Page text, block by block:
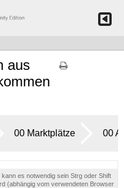
aus
00 Marktplätze 00
es notwendig sein Strg oder Shift
(abhängig vom verwendeten Browser